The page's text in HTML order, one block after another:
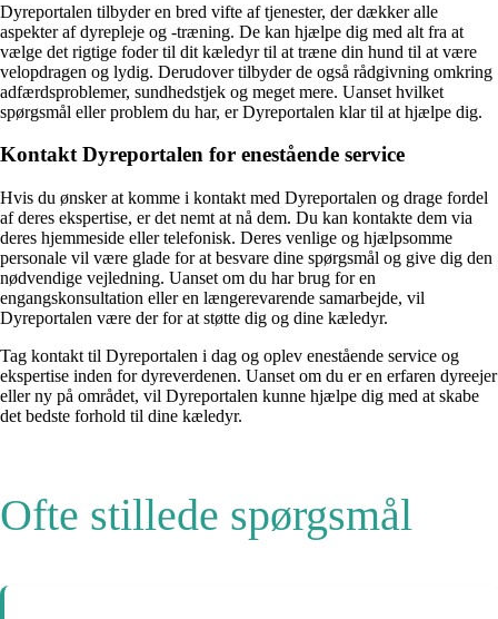
Dyreportalen tilbyder en bred vifte af tjenester, der dækker alle
aspekter af dyrepleje og -træning. De kan hjælpe dig med alt fra at
vælge det rigtige foder til dit kæledyr til at træne din hund til at være
velopdragen og lydig. Derudover tilbyder de også rådgivning omkring
adfærdsproblemer, sundhedstjek og meget mere. Uanset hvilket
spørgsmål eller problem du har, er Dyreportalen klar til at hjælpe dig.
Kontakt Dyreportalen for enestående service
Hvis du ønsker at komme i kontakt med Dyreportalen og drage fordel
af deres ekspertise, er det nemt at nå dem. Du kan kontakte dem via
deres hjemmeside eller telefonisk. Deres venlige og hjælpsomme
personale vil være glade for at besvare dine spørgsmål og give dig den
nødvendige vejledning. Uanset om du har brug for en
engangskonsultation eller en længerevarende samarbejde, vil
Dyreportalen være der for at støtte dig og dine kæledyr.
Tag kontakt til Dyreportalen i dag og oplev enestående service og
ekspertise inden for dyreverdenen. Uanset om du er en erfaren dyreejer
eller ny på området, vil Dyreportalen kunne hjælpe dig med at skabe
det bedste forhold til dine kæledyr.
Ofte stillede spørgsmål